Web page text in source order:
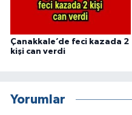
Çanakkale’de feci kazada 2
kişi can verdi
Yorumlar